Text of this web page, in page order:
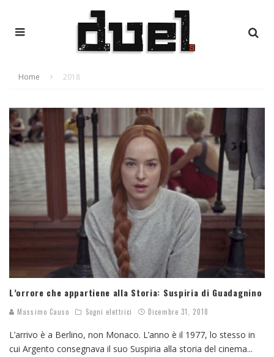
Home 2018
L’orrore che appartiene alla Storia: Suspiria di Guadagnino
Massimo Causo Sogni elettrici Dicembre 31, 2018
L’arrivo è a Berlino, non Monaco. L’anno è il 1977, lo stesso in
cui Argento consegnava il suo Suspiria alla storia del cinema...